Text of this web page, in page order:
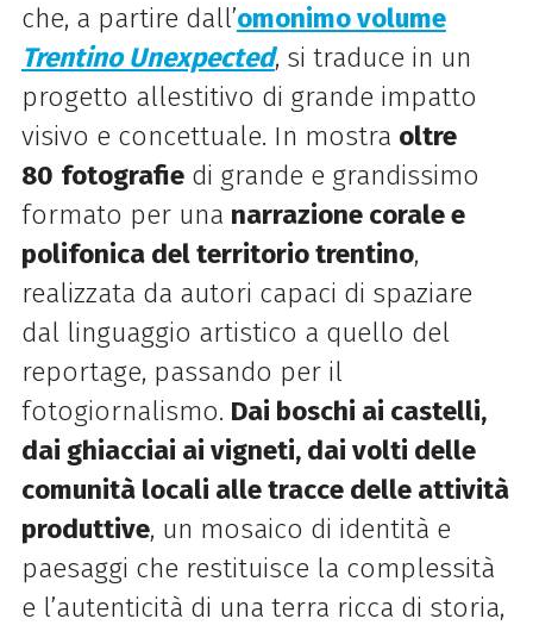
che, a partire dall’omonimo volume
Trentino Unexpected, si traduce in un
progetto allestitivo di grande impatto
visivo e concettuale. In mostra oltre
80 fotografiedi grande e grandissimo
formato per una narrazione corale e
polifonica del territorio trentino,
realizzata da autori capaci di spaziare
dal linguaggio artistico a quello del
reportage, passando per il
fotogiornalismo. Dai boschi ai castelli,
dai ghiacciai ai vigneti, dai volti delle
comunità locali alle tracce delle attività
produttive, un mosaico di identità e
paesaggi che restituisce la complessità
e l’autenticità di una terra ricca di storia,